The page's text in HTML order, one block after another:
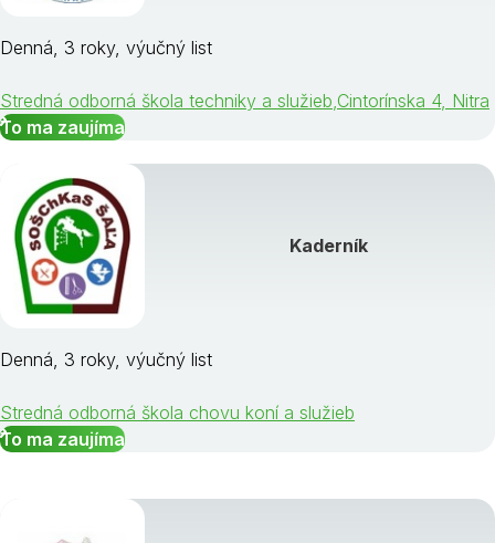
Denná, 3 roky, výučný list
Stredná odborná škola techniky a služieb,Cintorínska 4, Nitra
To ma zaujíma
Kaderník
Denná, 3 roky, výučný list
Stredná odborná škola chovu koní a služieb
To ma zaujíma